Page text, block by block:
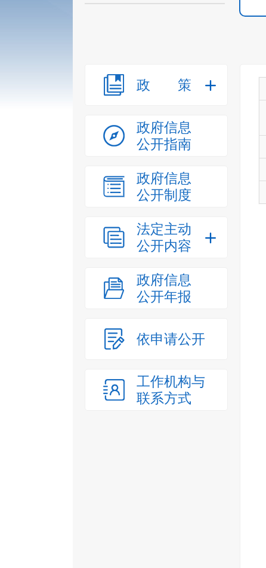
政策
政府信息
公开指南
政府信息
公开制度
法定主动
公开内容
政府信息
公开年报
依申请公开
工作机构与
联系方式